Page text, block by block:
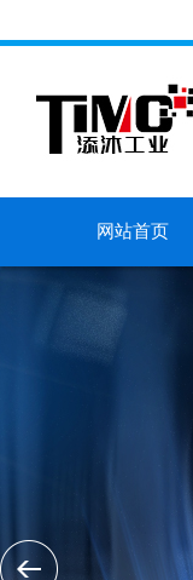
网站首页